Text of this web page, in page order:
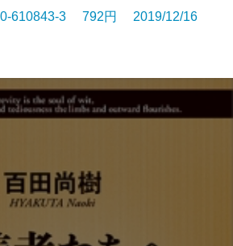
610843-3 792円 2019/12/16